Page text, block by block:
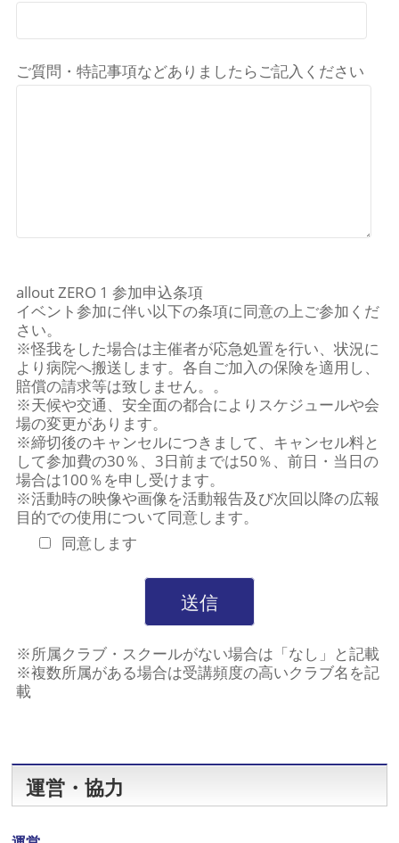
ご質問・特記事項などありましたらご記入ください
allout ZERO 1 参加申込条項
イベント参加に伴い以下の条項に同意の上ご参加くだ
さい。
※怪我をした場合は主催者が応急処置を行い、状況に
より病院へ搬送します。各自ご加入の保険を適用し、
賠償の請求等は致しません。。
※天候や交通、安全面の都合によりスケジュールや会
場の変更があります。
※締切後のキャンセルにつきまして、キャンセル料と
して参加費の30％、3日前までは50％、前日・当日の
場合は100％を申し受けます。
※活動時の映像や画像を活動報告及び次回以降の広報
目的での使用について同意します。
同意します
※所属クラブ・スクールがない場合は「なし」と記載
※複数所属がある場合は受講頻度の高いクラブ名を記
載
運営・協力